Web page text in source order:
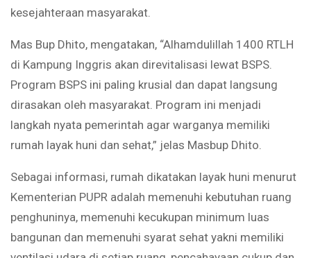
kesejahteraan masyarakat.
Mas Bup Dhito, mengatakan, “Alhamdulillah 1400 RTLH
di Kampung Inggris akan direvitalisasi lewat BSPS.
Program BSPS ini paling krusial dan dapat langsung
dirasakan oleh masyarakat. Program ini menjadi
langkah nyata pemerintah agar warganya memiliki
rumah layak huni dan sehat,” jelas Masbup Dhito.
Sebagai informasi, rumah dikatakan layak huni menurut
Kementerian PUPR adalah memenuhi kebutuhan ruang
penghuninya, memenuhi kecukupan minimum luas
bangunan dan memenuhi syarat sehat yakni memiliki